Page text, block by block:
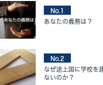
No.1
あなたの義務は？
No.2
なぜ途上国に学校を
ないのか？